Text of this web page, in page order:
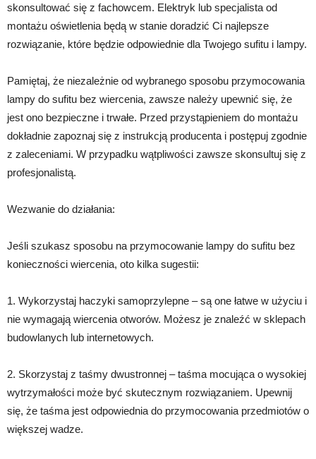
skonsultować się z fachowcem. Elektryk lub specjalista od
montażu oświetlenia będą w stanie doradzić Ci najlepsze
rozwiązanie, które będzie odpowiednie dla Twojego sufitu i lampy.
Pamiętaj, że niezależnie od wybranego sposobu przymocowania
lampy do sufitu bez wiercenia, zawsze należy upewnić się, że
jest ono bezpieczne i trwałe. Przed przystąpieniem do montażu
dokładnie zapoznaj się z instrukcją producenta i postępuj zgodnie
z zaleceniami. W przypadku wątpliwości zawsze skonsultuj się z
profesjonalistą.
Wezwanie do działania:
Jeśli szukasz sposobu na przymocowanie lampy do sufitu bez
konieczności wiercenia, oto kilka sugestii:
1. Wykorzystaj haczyki samoprzylepne – są one łatwe w użyciu i
nie wymagają wiercenia otworów. Możesz je znaleźć w sklepach
budowlanych lub internetowych.
2. Skorzystaj z taśmy dwustronnej – taśma mocująca o wysokiej
wytrzymałości może być skutecznym rozwiązaniem. Upewnij
się, że taśma jest odpowiednia do przymocowania przedmiotów o
większej wadze.